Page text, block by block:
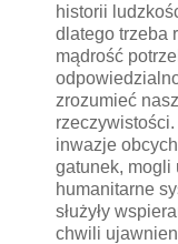
historii
dlatego trzeba
mądrość
zrozumieć
inwazje
gatunek, mogli
humanitarne
służyły
chwili